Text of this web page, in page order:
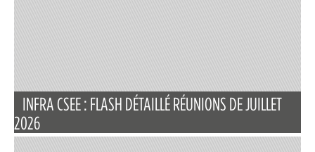
INFRA CSEE : FLASH DÉTAILLÉ RÉUNIONS DE JUILLET
2026